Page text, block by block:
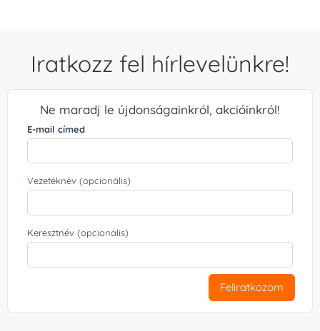
Iratkozz fel hírlevelünkre!
Ne maradj le újdonságainkról, akcióinkról!
E-mail címed
Vezetéknév (opcionális)
Keresztnév (opcionális)
Feliratkozom